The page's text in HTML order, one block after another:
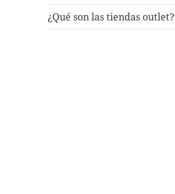
¿Qué son las tiendas outlet?